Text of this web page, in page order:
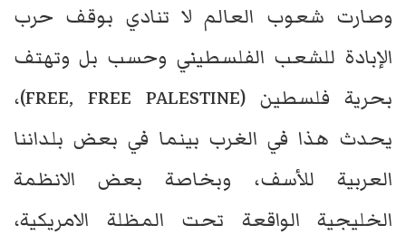
وصارت شعوب العالم لا تنادي بوقف حرب
الإبادة للشعب الفلسطيني وحسب بل وتهتف
بحرية فلسطين (FREE, FREE PALESTINE)،
يحدث هذا في الغرب بينما في بعض بلداننا
العربية للأسف، وبخاصة بعض الانظمة
الخليجية الواقعة تحت المظلة الامريكية،